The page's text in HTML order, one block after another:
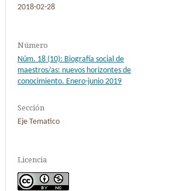
2018-02-28
Número
Núm. 18 (10): Biografía social de
maestros/as: nuevos horizontes de
conocimiento. Enero-junio 2019
Sección
Eje Tematico
Licencia